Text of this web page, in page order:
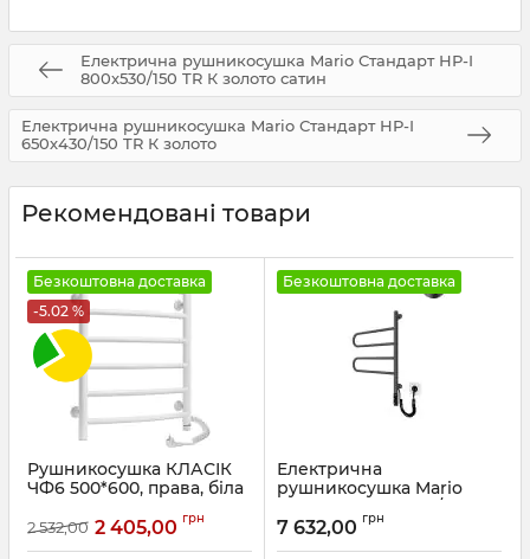
Електрична рушникосушка Mario Стандарт НР-І
800х530/150 TR К золото сатин
Електрична рушникосушка Mario Стандарт НР-І
650х430/150 TR К золото
Рекомендовані товари
Безкоштовна доставка
-5.02 %
Рушникосушка КЛАСІК
ЧФ6 500*600, права, біла
2 532,00 2 405,00 грн
Безкоштовна доставка
Електрична
рушникосушка Mario
Тристар-I 600х445/55 TR
чорний мат
Артикул:2.3.0505.11.P-BM
7 632,00 грн